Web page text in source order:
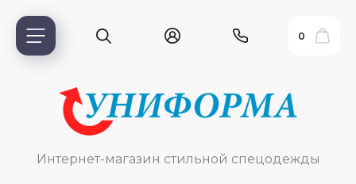
0
Интернет-магазин стильной спецодежды